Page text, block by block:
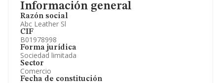
Información general
Razón social
Abc Leather Sl
CIF
B01978998
Forma jurídica
Sociedad limitada
Sector
Comercio
Fecha de constitución